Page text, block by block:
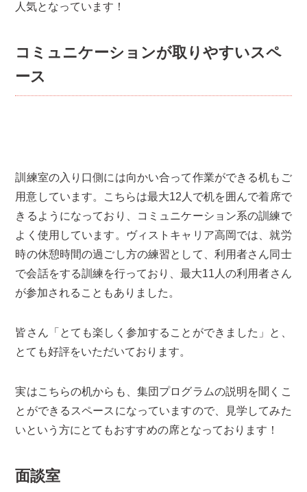
人気となっています！
コミュニケーションが取りやすいスペ
ース
訓練室の入り口側には向かい合って作業ができる机もご
用意しています。こちらは最大12人で机を囲んで着席で
きるようになっており、コミュニケーション系の訓練で
よく使用しています。ヴィストキャリア高岡では、就労
時の休憩時間の過ごし方の練習として、利用者さん同士
で会話をする訓練を行っており、最大11人の利用者さん
が参加されることもありました。
皆さん「とても楽しく参加することができました」と、
とても好評をいただいております。
実はこちらの机からも、集団プログラムの説明を聞くこ
とができるスペースになっていますので、見学してみた
いという方にとてもおすすめの席となっております！
面談室